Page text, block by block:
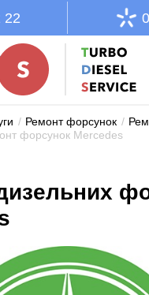
22
/ Ремонт форсунок /
форсунок Mercedes